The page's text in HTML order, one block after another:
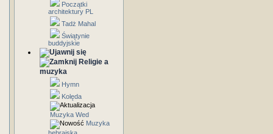
Początki
architektury PL
Tadż Mahal
Świątynie
buddyjskie
Religie a
muzyka
Hymn
Kolęda
Muzyka Wed
Muzyka